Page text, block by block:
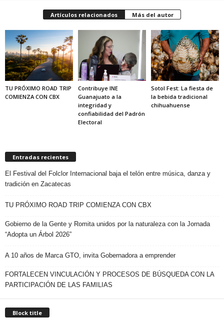
Artículos relacionados Más del autor
TU PRÓXIMO ROAD TRIP
COMIENZA CON CBX
Contribuye INE
Guanajuato a la
integridad y
confiabilidad del Padrón
Electoral
Sotol Fest: La fiesta de
la bebida tradicional
chihuahuense
Entradas recientes
El Festival del Folclor Internacional baja el telón entre música, danza y
tradición en Zacatecas
TU PRÓXIMO ROAD TRIP COMIENZA CON CBX
Gobierno de la Gente y Romita unidos por la naturaleza con la Jornada
“Adopta un Árbol 2026”
A 10 años de Marca GTO, invita Gobernadora a emprender
FORTALECEN VINCULACIÓN Y PROCESOS DE BÚSQUEDA CON LA
PARTICIPACIÓN DE LAS FAMILIAS
Block title